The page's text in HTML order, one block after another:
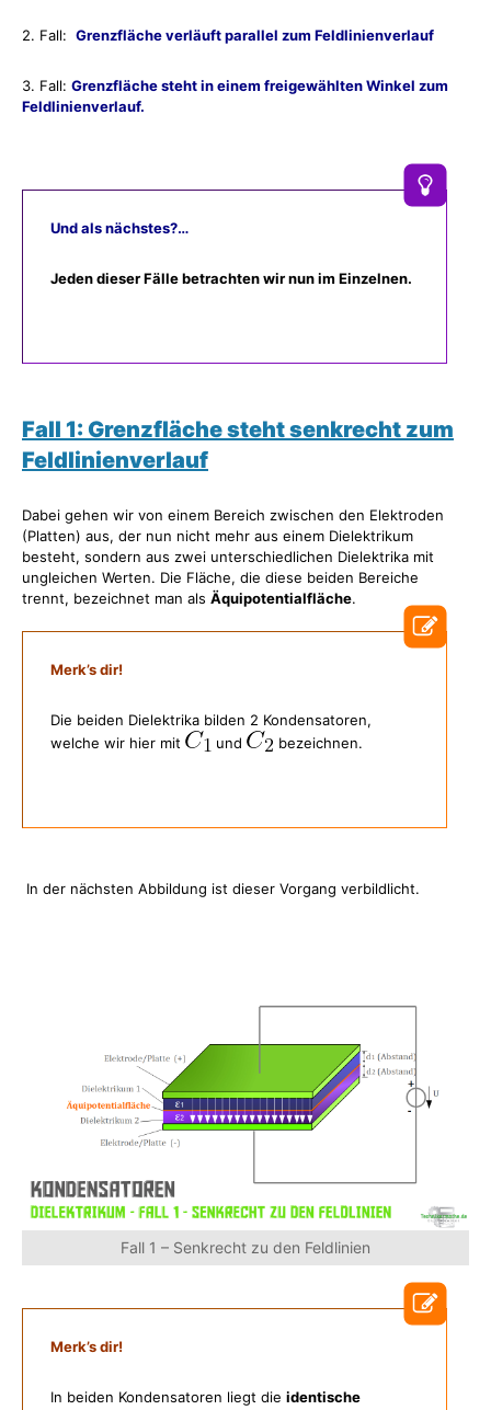
2. Fall: Grenzfläche verläuft parallel zum Feldlinienverlauf
3. Fall: Grenzfläche steht in einem freigewählten Winkel zum
Feldlinienverlauf.
Und als nächstes?…
Jeden dieser Fälle betrachten wir nun im Einzelnen.
Fall 1: Grenzfläche steht senkrecht zum
Feldlinienverlauf
Dabei gehen wir von einem Bereich zwischen den Elektroden
(Platten) aus, der nun nicht mehr aus einem Dielektrikum
besteht, sondern aus zwei unterschiedlichen Dielektrika mit
ungleichen Werten. Die Fläche, die diese beiden Bereiche
trennt, bezeichnet man als Äquipotentialfläche.
Merk’s dir!
Die beiden Dielektrika bilden 2 Kondensatoren,
welche wir hier mit
und bezeichnen.
In der nächsten Abbildung ist dieser Vorgang verbildlicht.
Fall 1 – Senkrecht zu den Feldlinien
Merk’s dir!
In beiden Kondensatoren liegt die identische